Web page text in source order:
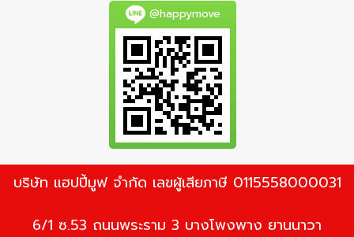
@happymove
บริษัท แฮปปี้มูฟ จำกัด เลขผู้เสียภาษี 0115558000031
6/1 ซ.53 ถนนพระราม 3 บางโพงพาง ยานนาวา